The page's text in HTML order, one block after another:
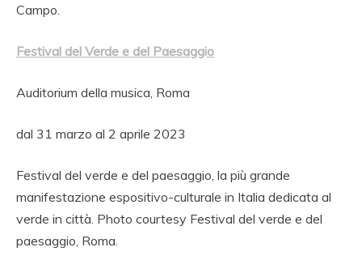
Campo.
Festival del Verde e del Paesaggio
Auditorium della musica, Roma
dal 31 marzo al 2 aprile 2023
Festival del verde e del paesaggio, la più grande
manifestazione espositivo-culturale in Italia dedicata al
verde in città. Photo courtesy Festival del verde e del
paesaggio, Roma.